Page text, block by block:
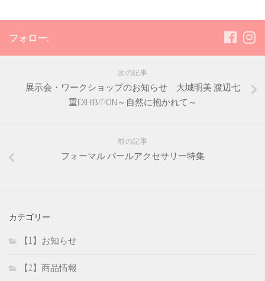
フォロー:
次の記事
展示会・ワークショップのお知らせ 大城明美 渡辺七
重EXHIBITION～自然に抱かれて～
前の記事
フォーマル パールアクセサリー特集
カテゴリー
【1】お知らせ
【2】商品情報